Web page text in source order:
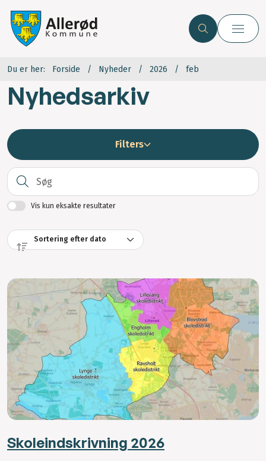
Du er her: Forside Nyheder 2026 feb
Nyhedsarkiv
Filters
Vis kun eksakte resultater
Skoleindskrivning 2026